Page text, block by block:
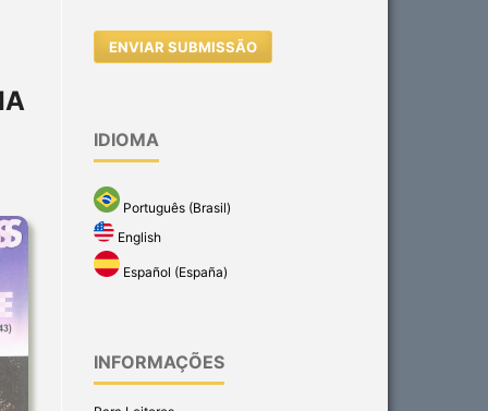
ENVIAR SUBMISSÃO
IDIOMA
Português (Brasil)
English
Español (España)
INFORMAÇÕES